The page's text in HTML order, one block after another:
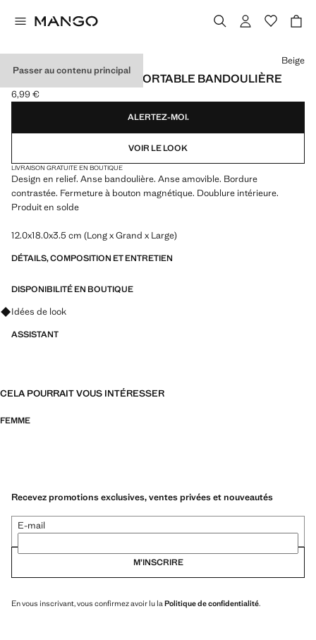
Passer au contenu principal
HOUSSE TÉLÉPHONE PORTABLE BANDOULIÈRE
Prix actuel [6,99 € ]
6,99 €
Choisissez une couleur
Beige
ALERTEZ-MOI.
VOIR LE LOOK
LIVRAISON GRATUITE EN BOUTIQUE
Design en relief. Anse bandoulière. Anse amovible. Bordure
contrastée. Fermeture à bouton magnétique. Doublure intérieure.
Produit en solde
12.0x18.0x3.5 cm (Long x Grand x Large)
DÉTAILS, COMPOSITION ET ENTRETIEN
DISPONIBILITÉ EN BOUTIQUE
Renseignez-vous sur les looks, les vêtements et les tendances
Idées de look
ASSISTANT
CELA POURRAIT VOUS INTÉRESSER
FEMME
Recevez promotions exclusives, ventes privées et nouveautés
E-mail
M’INSCRIRE
En vous inscrivant, vous confirmez avoir lu la Politique de confidentialité.